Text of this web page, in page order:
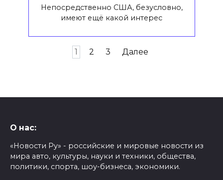
Непосредственно США, безусловно,
имеют ещё какой интерес
1 2 3 Далее
О нас:
«Новости Ру» - российские и мировые новости из
мира авто, культуры, науки и техники, общества,
политики, спорта, шоу-бизнеса, экономики.